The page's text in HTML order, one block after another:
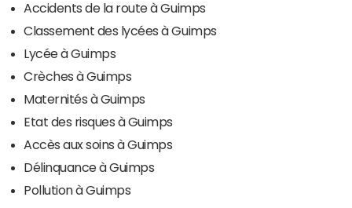
Accidents de la route à Guimps
Classement des lycées à Guimps
Lycée à Guimps
Crèches à Guimps
Maternités à Guimps
Etat des risques à Guimps
Accès aux soins à Guimps
Délinquance à Guimps
Pollution à Guimps